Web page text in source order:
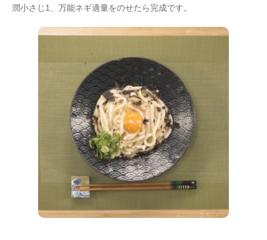
潤小さじ1、万能ネギ適量をのせたら完成です。